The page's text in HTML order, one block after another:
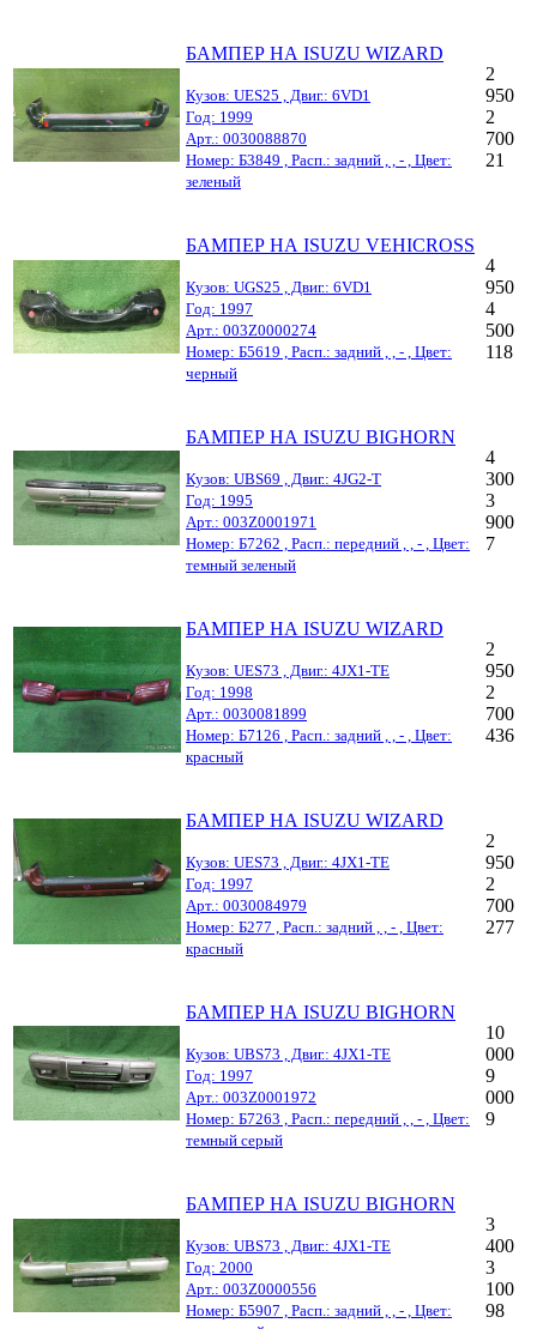
БАМПЕР НА ISUZU WIZARD
Кузов: UES25 , Двиг.: 6VD1
Год: 1999
Арт.: 0030088870
Номер: Б3849 , Расп.: задний , , - , Цвет:
зеленый
2
950
2
700
21
БАМПЕР НА ISUZU VEHICROSS
Кузов: UGS25 , Двиг.: 6VD1
Год: 1997
Арт.: 003Z0000274
Номер: Б5619 , Расп.: задний , , - , Цвет:
черный
4
950
4
500
118
БАМПЕР НА ISUZU BIGHORN
Кузов: UBS69 , Двиг.: 4JG2-T
Год: 1995
Арт.: 003Z0001971
Номер: Б7262 , Расп.: передний , , - , Цвет:
темный зеленый
4
300
3
900
7
БАМПЕР НА ISUZU WIZARD
Кузов: UES73 , Двиг.: 4JX1-TE
Год: 1998
Арт.: 0030081899
Номер: Б7126 , Расп.: задний , , - , Цвет:
красный
2
950
2
700
436
БАМПЕР НА ISUZU WIZARD
Кузов: UES73 , Двиг.: 4JX1-TE
Год: 1997
Арт.: 0030084979
Номер: Б277 , Расп.: задний , , - , Цвет:
красный
2
950
2
700
277
БАМПЕР НА ISUZU BIGHORN
Кузов: UBS73 , Двиг.: 4JX1-TE
Год: 1997
Арт.: 003Z0001972
Номер: Б7263 , Расп.: передний , , - , Цвет:
темный серый
10
000
9
000
9
БАМПЕР НА ISUZU BIGHORN
Кузов: UBS73 , Двиг.: 4JX1-TE
Год: 2000
Арт.: 003Z0000556
Номер: Б5907 , Расп.: задний , , - , Цвет:
3
400
3
100
98